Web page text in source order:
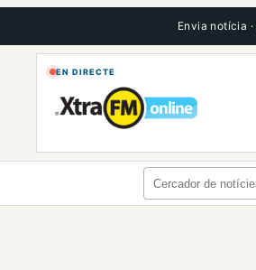
Envia notícia ·
EN DIRECTE
Cerca